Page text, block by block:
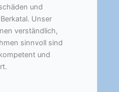
und
Unser
verständlich,
sinnvoll sind
und